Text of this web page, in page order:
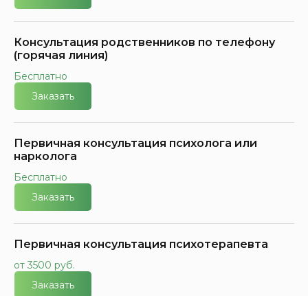
Консультация родственников по телефону
(горячая линия)
Бесплатно
Заказать
Первичная консультация психолога или
нарколога
Бесплатно
Заказать
Первичная консультация психотерапевта
от 3500 руб.
Заказать